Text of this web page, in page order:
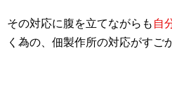
その対応に腹を立てながらも 自
く為の、佃製作所の対応がすご